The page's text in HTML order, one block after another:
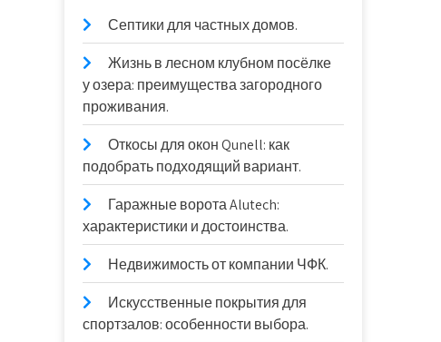
Септики для частных домов.
Жизнь в лесном клубном посёлке
у озера: преимущества загородного
проживания.
Откосы для окон Qunell: как
подобрать подходящий вариант.
Гаражные ворота Alutech:
характеристики и достоинства.
Недвижимость от компании ЧФК.
Искусственные покрытия для
спортзалов: особенности выбора.